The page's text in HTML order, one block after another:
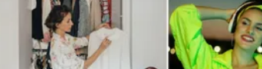
Społeczeństwo
Wojna na Ukrainie